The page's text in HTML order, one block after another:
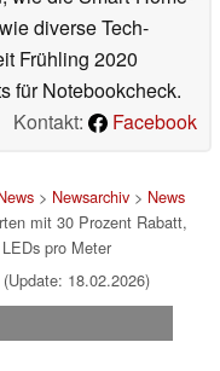
diverse Tech-
Frühling 2020
für Notebookcheck.
Kontakt:
Facebook
> Newsarchiv> News
mit 30 Prozent Rabatt,
pro Meter
18.02.2026)